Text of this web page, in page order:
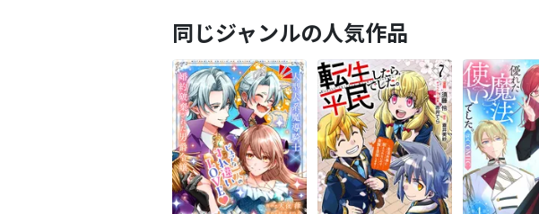
同じジャンルの人気作品